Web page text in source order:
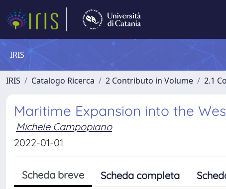
IRIS
IRIS Catalogo Ricerca 2 Contributo in Volume 2.1
Maritime Expansion into the
Michele Campopiano
2022-01-01
Scheda breve Scheda completa